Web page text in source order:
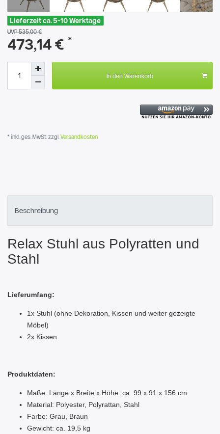
Lieferzeit ca. 5-10 Werktage
UVP 535,00 €
473,14 € *
In den Warenkorb
* inkl. ges. MwSt. zzgl. Versandkosten
Beschreibung
Relax Stuhl aus Polyratten und
Stahl
Lieferumfang:
1x Stuhl (ohne Dekoration, Kissen und weiter gezeigte
Möbel)
2x Kissen
Produktdaten:
Maße: Länge x Breite x Höhe: ca. 99 x 91 x 156 cm
Material: Polyester, Polyrattan, Stahl
Farbe: Grau, Braun
Gewicht: ca. 19,5 kg